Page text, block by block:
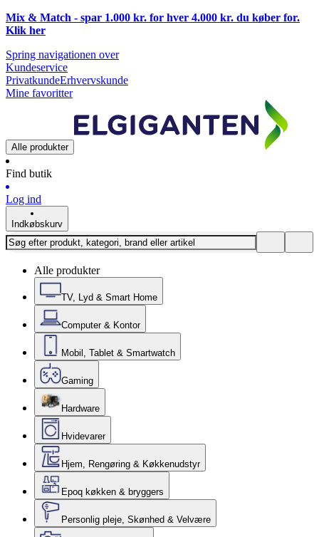
Mix & Match - spar 1.000 kr. for hver 4.000 kr. du køber for.
Klik her
Spring navigationen over
Kundeservice
PrivatkundeErhvervskunde
Mine favoritter
Alle produkter
Find butik
Log ind
Indkøbskurv
Alle produkter
TV, Lyd & Smart Home
Computer & Kontor
Mobil, Tablet & Smartwatch
Gaming
Hardware
Hvidevarer
Hjem, Rengøring & Køkkenudstyr
Epoq køkken & bryggers
Personlig pleje, Skønhed & Velvære